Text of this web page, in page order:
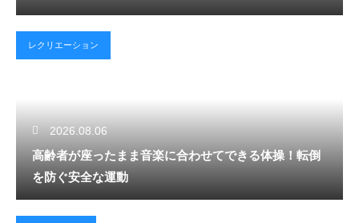
レクリエーション
2026.08.06
高齢者が座ったまま音楽に合わせてできる体操！転倒
を防ぐ安全な運動